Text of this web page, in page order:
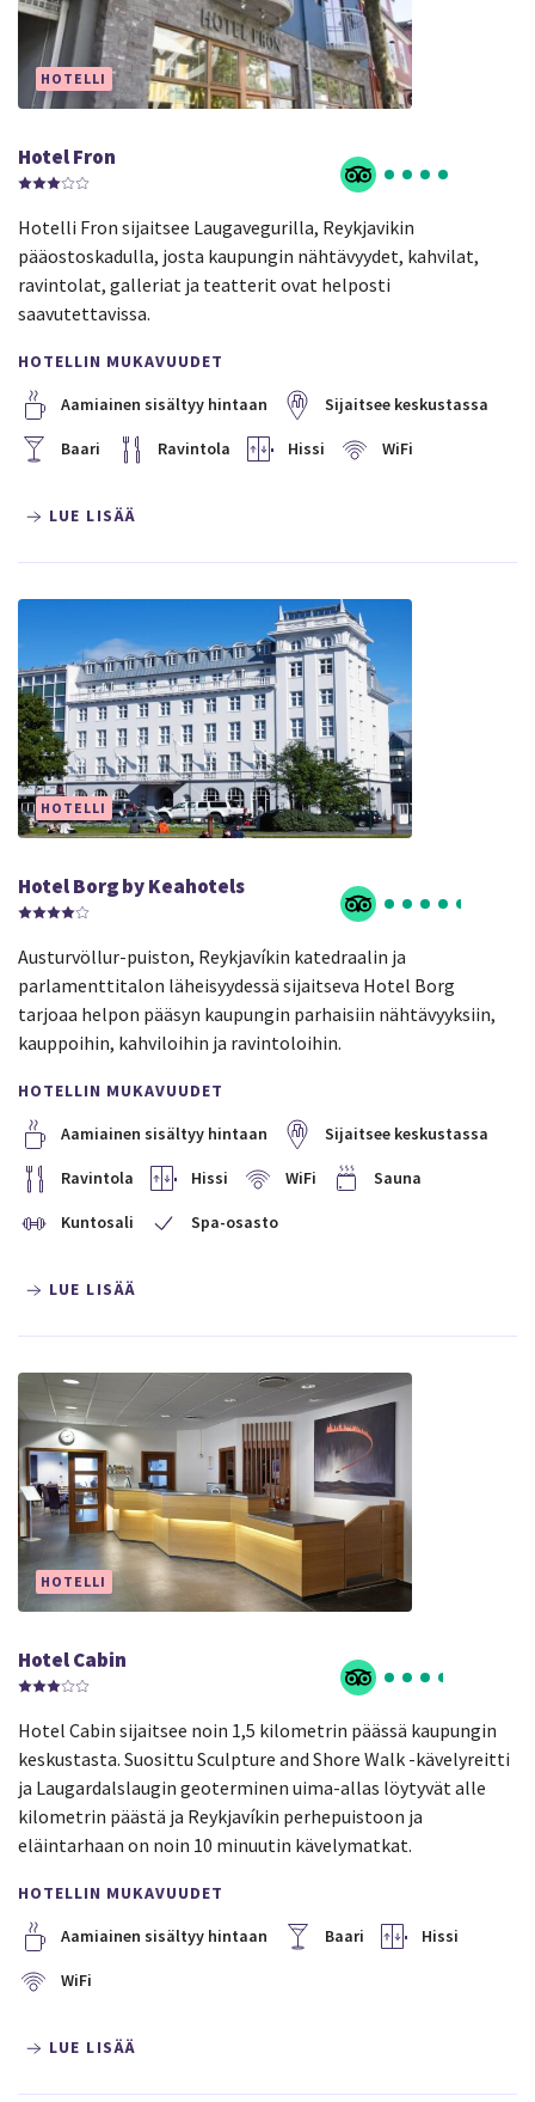
HOTELLI
Hotel Fron
Hotelli Fron sijaitsee Laugavegurilla, Reykjavikin
pääostoskadulla, josta kaupungin nähtävyydet, kahvilat,
ravintolat, galleriat ja teatterit ovat helposti
saavutettavissa.
HOTELLIN MUKAVUUDET
Aamiainen sisältyy hintaan
Sijaitsee keskustassa
Baari Ravintola Hissi WiFi
LUE LISÄÄ
HOTELLI
Hotel Borg by Keahotels
Austurvöllur-puiston, Reykjavíkin katedraalin ja
parlamenttitalon läheisyydessä sijaitseva Hotel Borg
tarjoaa helpon pääsyn kaupungin parhaisiin nähtävyyksiin,
kauppoihin, kahviloihin ja ravintoloihin.
HOTELLIN MUKAVUUDET
Aamiainen sisältyy hintaan
Sijaitsee keskustassa
Ravintola Hissi WiFi Sauna
Kuntosali Spa-osasto
LUE LISÄÄ
HOTELLI
Hotel Cabin
Hotel Cabin sijaitsee noin 1,5 kilometrin päässä kaupungin
keskustasta. Suosittu Sculpture and Shore Walk -kävelyreitti
ja Laugardalslaugin geoterminen uima-allas löytyvät alle
kilometrin päästä ja Reykjavíkin perhepuistoon ja
eläintarhaan on noin 10 minuutin kävelymatkat.
HOTELLIN MUKAVUUDET
Aamiainen sisältyy hintaan
Baari Hissi
WiFi
LUE LISÄÄ